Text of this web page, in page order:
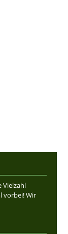
Vielzahl
vorbei! Wir